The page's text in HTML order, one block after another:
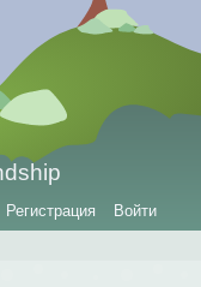
Регистрация Войти